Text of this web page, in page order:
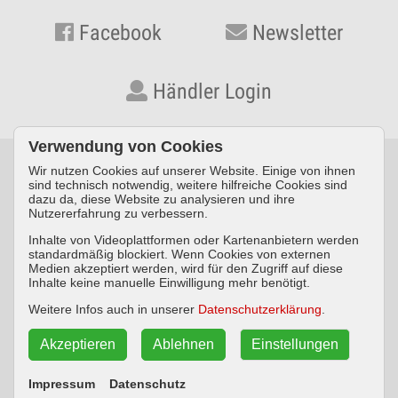
Facebook Newsletter
Händler Login
© KYNOS VERLAG Dr. Dieter Fleig GmbH · Konrad-Zuse-Straße
3 · D-54552 Nerdlen/Daun ·Telefon: +49 (0) 6592 957389-0
Impressum Datenschutz
AGB
Vertrag widerrufen
Verwendung von Cookies
Wir nutzen Cookies auf unserer Website. Einige von ihnen
sind technisch notwendig, weitere hilfreiche Cookies sind
dazu da, diese Website zu analysieren und ihre
Nutzererfahrung zu verbessern.
Inhalte von Videoplattformen oder Kartenanbietern werden
standardmäßig blockiert. Wenn Cookies von externen
Medien akzeptiert werden, wird für den Zugriff auf diese
Inhalte keine manuelle Einwilligung mehr benötigt.
Weitere Infos auch in unserer Datenschutzerklärung
Impressum Datenschutz
Einstellungen
Ablehnen
Akzeptieren